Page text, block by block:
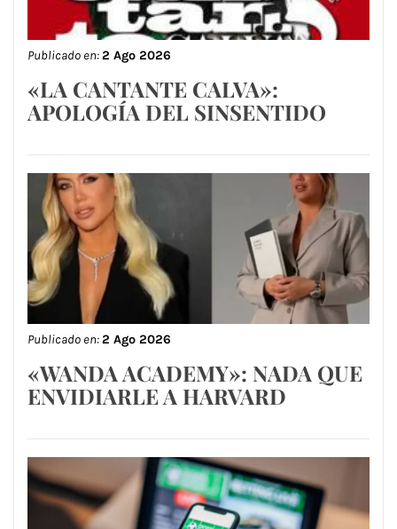
Publicado en:2 Ago 2026
«LA CANTANTE CALVA»:
APOLOGÍA DEL SINSENTIDO
Publicado en:2 Ago 2026
«WANDA ACADEMY»: NADA QUE
ENVIDIARLE A HARVARD